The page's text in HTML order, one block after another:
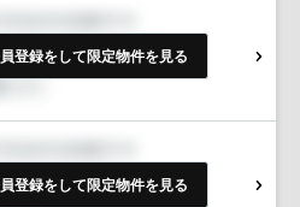
登録をして限定物件を見る
登録をして限定物件を見る